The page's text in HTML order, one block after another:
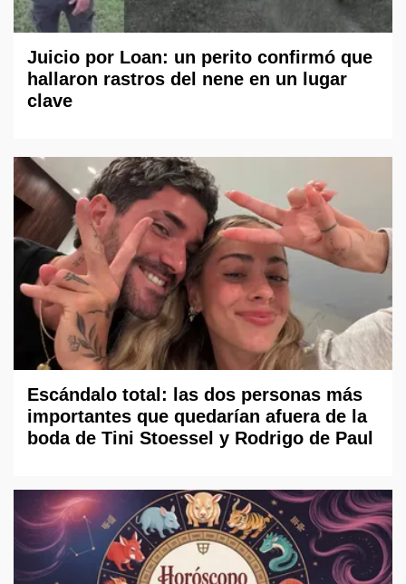
Juicio por Loan: un perito confirmó que
hallaron rastros del nene en un lugar
clave
Escándalo total: las dos personas más
importantes que quedarían afuera de la
boda de Tini Stoessel y Rodrigo de Paul